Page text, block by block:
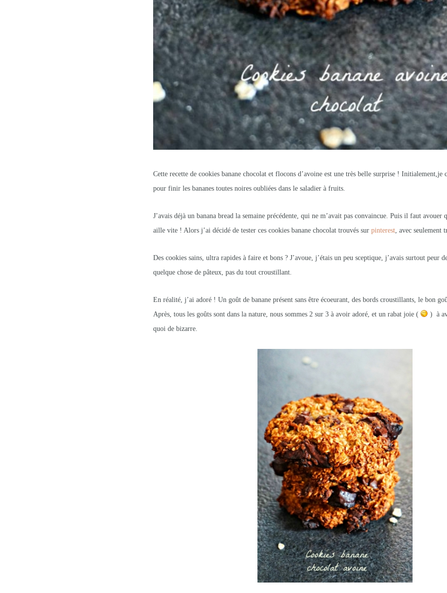
Cette recette de cookies banane chocolat et flocons d’avoine est une très belle surprise ! Initialement,je
pour finir les bananes toutes noires oubliées dans le saladier à fruits.
J’avais déjà un banana bread la semaine précédente, qui ne m’avait pas convaincue. Puis il faut avouer
aille vite ! Alors j’ai décidé de tester ces cookies banane chocolat trouvés surpinterest, avec seulement
Des cookies sains, ultra rapides à faire et bons ? J’avoue, j’étais un peu sceptique, j’avais surtout peur
quelque chose de pâteux, pas du tout croustillant.
En réalité, j’ai adoré ! Un goût de banane présent sans être écoeurant, des bords croustillants, le bon
Après, tous les goûts sont dans la nature, nous sommes 2 sur 3 à avoir adoré, et un rabat joie (
) à
quoi de bizarre.